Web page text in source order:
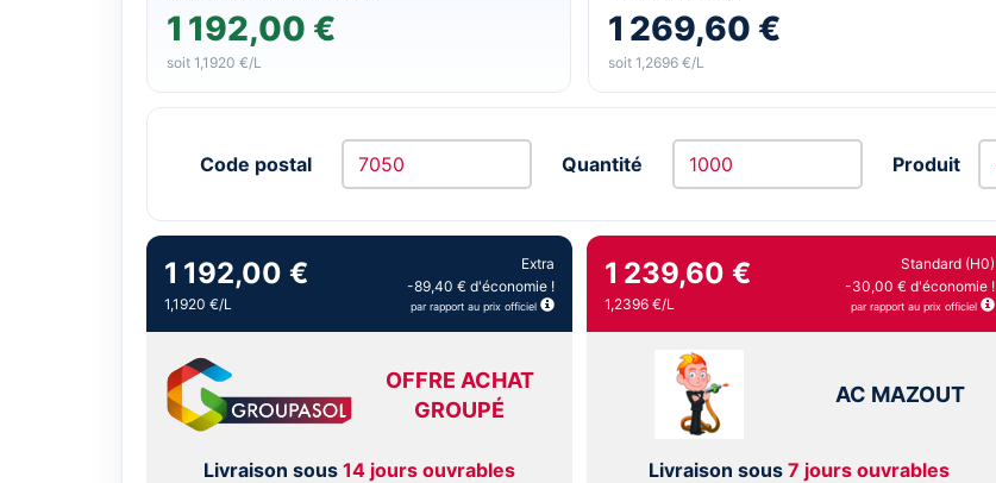
1 192,00 €
soit 1,1920 €/L
1 269,60 €
soit 1,2696 €/L
Code postal Quantité Produit
1 192,00 €
1,1920 €/L
Extra
-89,40 € d'économie !
par rapport au prix officiel
OFFRE ACHAT
GROUPÉ
Livraison sous 14 jours ouvrables
1 239,60 €
1,2396 €/L
Standard (H0)
-30,00 € d'économie !
par rapport au prix officiel
AC MAZOUT
Livraison sous7 jours ouvrables